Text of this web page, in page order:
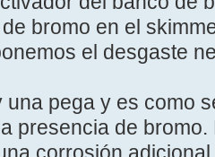
bromo en el
el desgaste
una pega y es como
presencia de